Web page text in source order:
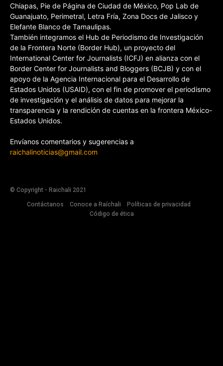
Chiapas, Pie de Página de Ciudad de México, Pop Lab de
Guanajuato, Perimetral, Letra Fría, Zona Docs de Jalisco y
Elefante Blanco de Tamaulipas.
También integramos el Hub de Periodismo de Investigación
de la Frontera Norte (Border Hub), un proyecto del
International Center for Journalists (ICFJ) en alianza con el
Border Center for Journalists and Bloggers (BCJB) y con el
apoyo de la Agencia Internacional para el Desarrollo de
Estados Unidos (USAID), con el fin de promover el periodismo
de investigación y el análisis de datos para mejorar la
transparencia y la rendición de cuentas en la frontera México-
Estados Unidos.
Envíanos comentarios y sugerencias a
raichalinoticias@gmail.com
© Copyright - Raichali 2021
Contáctanos
Conoce a Raíchali
Políticas de privacidad
Código de ética